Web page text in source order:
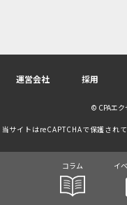
コラム イ
運営会社 採用
© CPAエ
当サイトはreCAPTCHAで保護され